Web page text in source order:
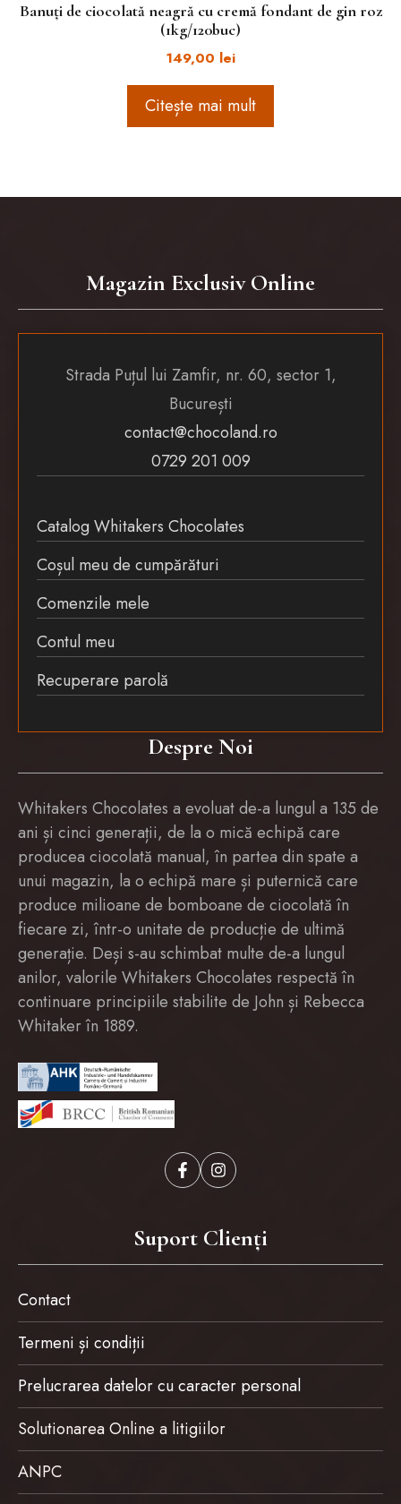
Banuți de ciocolată neagră cu cremă fondant de gin roz
(1kg/120buc)
149,00 lei
Citește mai mult
Despre Noi
Whitakers Chocolates a evoluat de-a lungul a 135 de
ani și cinci generații, de la o mică echipă care
producea ciocolată manual, în partea din spate a
unui magazin, la o echipă mare și puternică care
produce milioane de bomboane de ciocolată în
fiecare zi, într-o unitate de producție de ultimă
generație. Deși s-au schimbat multe de-a lungul
anilor, valorile Whitakers Chocolates respectă în
continuare principiile stabilite de John și Rebecca
Whitaker în 1889.
Magazin Exclusiv Online
Strada Puțul lui Zamfir, nr. 60, sector 1,
București
contact@chocoland.ro
0729 201 009
Catalog Whitakers Chocolates
Coșul meu de cumpărături
Comenzile mele
Contul meu
Recuperare parolă
Suport Clienți
Contact
Termeni și condiții
Prelucrarea datelor cu caracter personal
Solutionarea Online a litigiilor
ANPC